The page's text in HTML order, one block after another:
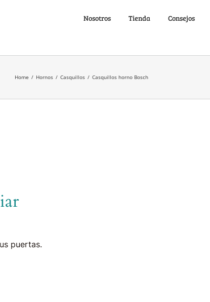
Nosotros Tienda Consejos
Home / Hornos / Casquillos / Casquillos horno Bosch
puertas.